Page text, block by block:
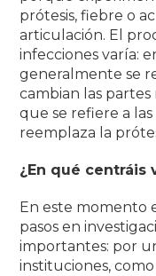
prótesis, fiebre o
articulación. El
infecciones varía:
generalmente se
cambian las partes
que se refiere a
reemplaza la
¿En qué centráis
En este momento
pasos en
importantes: por
instituciones,